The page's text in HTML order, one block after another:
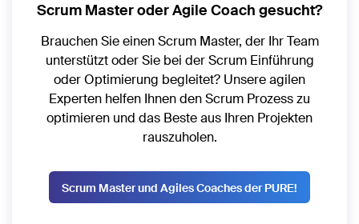
Scrum Master oder Agile Coach gesucht?
Brauchen Sie einen Scrum Master, der Ihr Team
unterstützt oder Sie bei der Scrum Einführung
oder Optimierung begleitet? Unsere agilen
Experten helfen Ihnen den Scrum Prozess zu
optimieren und das Beste aus Ihren Projekten
rauszuholen.
Scrum Master und Agiles Coaches der PURE!